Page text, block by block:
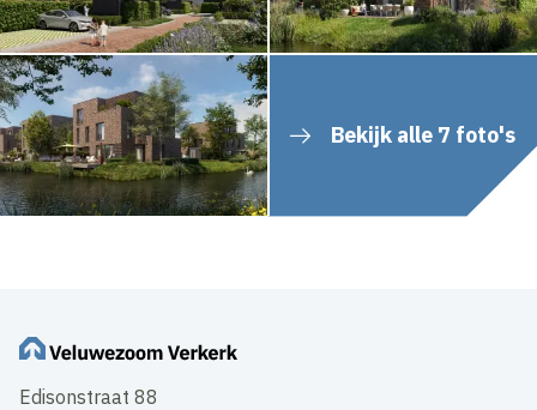
Bekijk alle 7 foto's
Edisonstraat 88